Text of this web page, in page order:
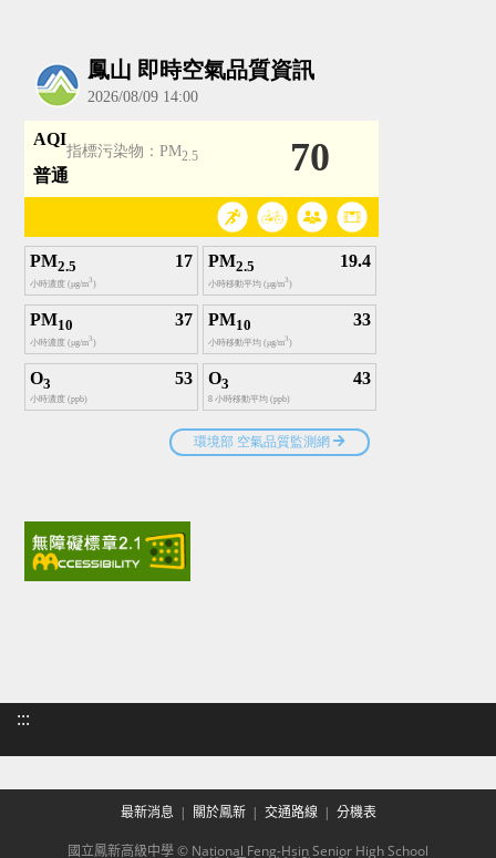
:::
最新消息 關於鳳新 交通路線 分機表
國立鳳新高級中學 © National Feng-Hsin Senior High School